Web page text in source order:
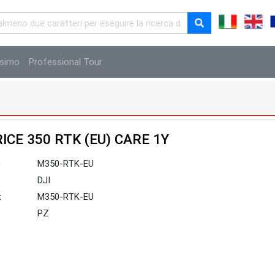
Professional Tour
350 RTK (EU) CARE 1Y
M350-RTK-EU
DJI
M350-RTK-EU
PZ